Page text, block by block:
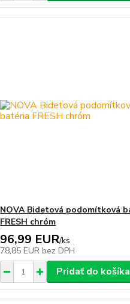
NOVA Bidetová podomítková
FRESH chróm
96,99 EUR/ks
78,85 EUR bez DPH
Pridať do košíka